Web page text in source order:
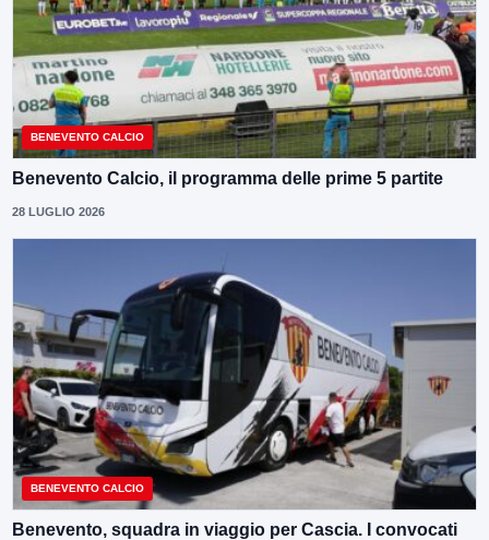
BENEVENTO CALCIO
Benevento Calcio, il programma delle prime 5 partite
28 LUGLIO 2026
BENEVENTO CALCIO
Benevento, squadra in viaggio per Cascia. I convocati